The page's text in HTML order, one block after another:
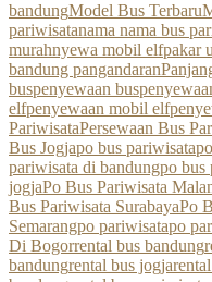
bandungModel Bus Terbaru
pariwisatanama nama bus
murahnyewa mobil elfpakar
bandung pangandaran
buspenyewaan bus
elfpenyewaan mobil elf
PariwisataPersewaan Bus
Bus Jogjapo bus pariwisata
pariwisata di bandungpo bus
jogjaPo Bus Pariwisata
Bus Pariwisata SurabayaPo
Semarangpo pariwisatapo
Di Bogorrental bus bandung
bandungrental bus jogja